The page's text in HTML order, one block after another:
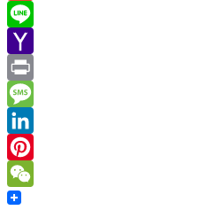
Gmail
Line
Yahoo
Mail
Print
Message
LinkedIn
Pinterest
WeChat